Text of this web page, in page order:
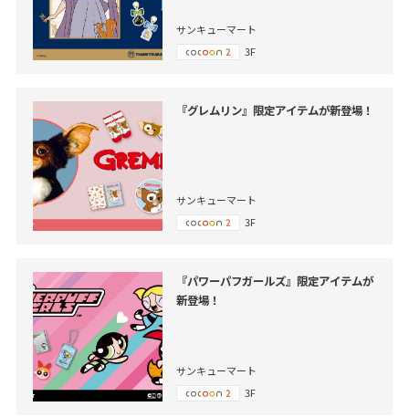
サンキューマート
3F
『グレムリン』限定アイテムが新登場！
サンキューマート
3F
『パワーパフガールズ』限定アイテムが
新登場！
サンキューマート
3F